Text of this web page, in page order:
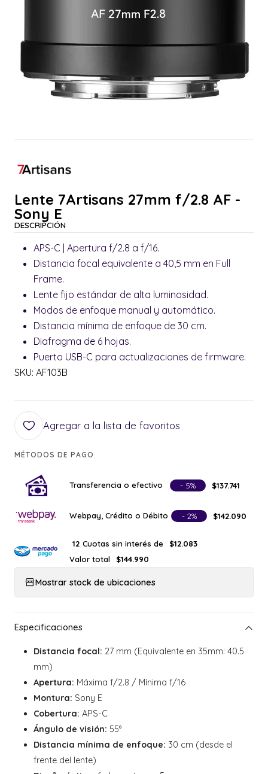
Lente 7Artisans 27mm f/2.8 AF -
Sony E
DESCRIPCIÓN
APS-C | Apertura f/2.8 a f/16.
Distancia focal equivalente a 40,5 mm en Full
Frame.
Lente fijo estándar de alta luminosidad.
Modos de enfoque manual y automático.
Distancia mínima de enfoque de 30 cm.
Diafragma de 6 hojas.
Puerto USB-C para actualizaciones de firmware.
SKU: AF103B
Agregar a la lista de favoritos
MÉTODOS DE PAGO
Transferencia o efectivo - 5% $137.741
Webpay, Crédito o Débito - 2% $142.090
12 Cuotas sin interés de
$12.083
Valor total
$144.990
Mostrar stock de ubicaciones
Distancia focal: 27 mm (Equivalente en 35mm: 40.5
mm)
Apertura: Máxima f/2.8 / Mínima f/16
Montura: Sony E
Cobertura: APS-C
Ángulo de visión: 55°
Distancia mínima de enfoque: 30 cm (desde el
frente del lente)